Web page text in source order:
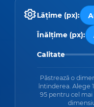
Lățime (px):
Înălțime (px):
Calitate
Păstrează o
întinderea. Alege
95 pentru cel mai